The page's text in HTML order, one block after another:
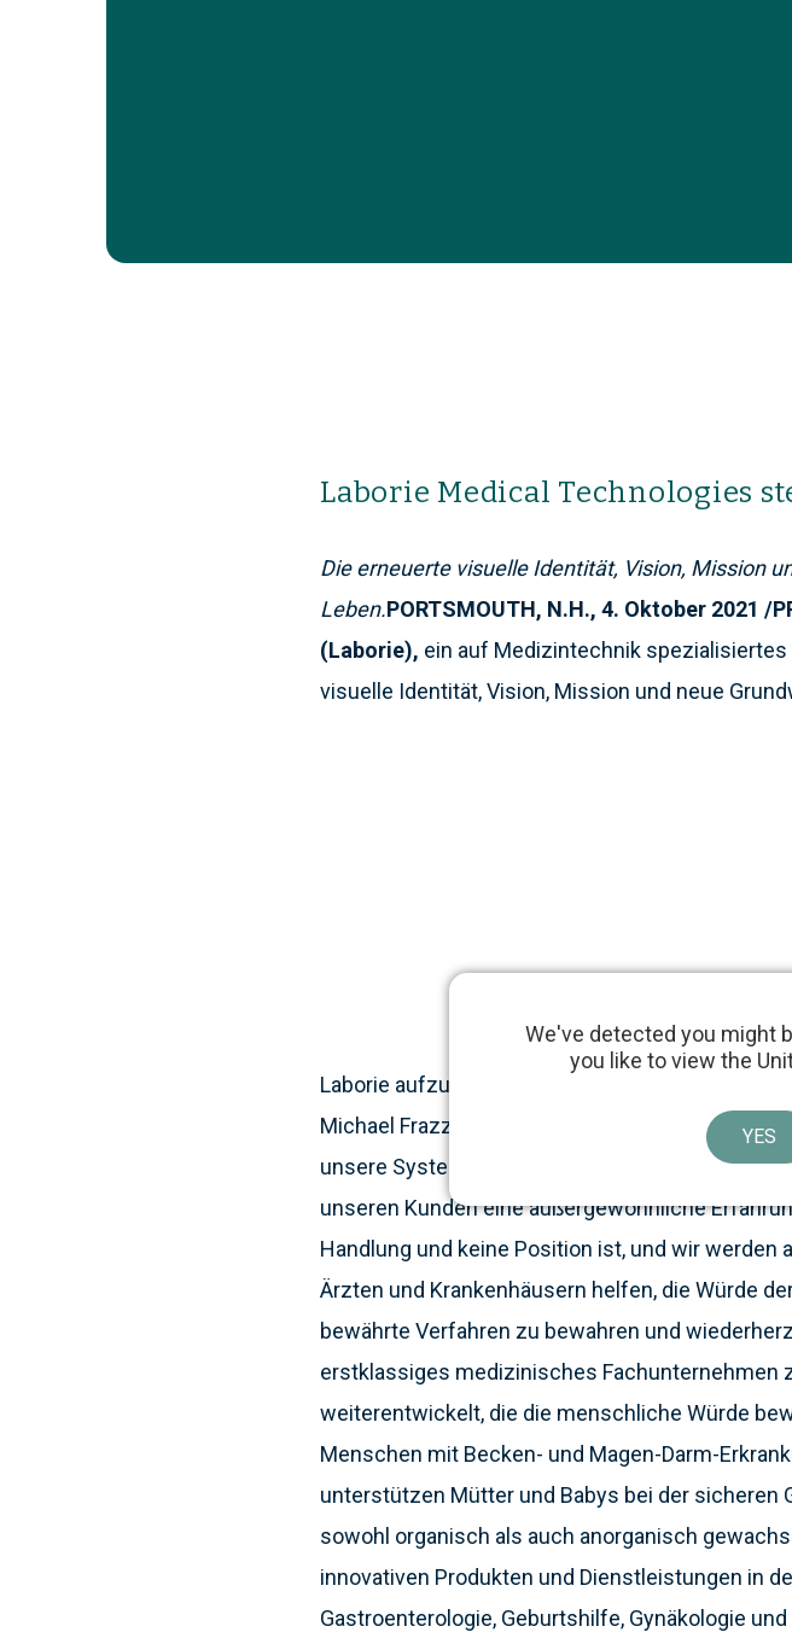
Laborie Medical Technologies
Die erneuerte visuelle Identität, Vision, Mission
Leben.PORTSMOUTH, N.H., 4. Oktober 2021
(Laborie), ein auf Medizintechnik spezialisiertes
visuelle Identität, Vision, Mission und neue
Laborie aufzutreten, wie wir heute unser
Michael Frazzette, Präsident und CEO von
unsere Systeme und Prozesse verbessern,
unseren Kunden eine außergewöhnliche
Handlung und keine Position ist, und wir
Ärzten und Krankenhäusern helfen, die Würde
bewährte Verfahren zu bewahren und
erstklassiges medizinisches Fachunternehmen
weiterentwickelt, die die menschliche Würde
Menschen mit Becken- und Magen-Darm-
unterstützen Mütter und Babys bei der sicheren
sowohl organisch als auch anorganisch
innovativen Produkten und Dienstleistungen in
Gastroenterologie, Geburtshilfe, Gynäkologie
We've detected you might
you like to view the
YES